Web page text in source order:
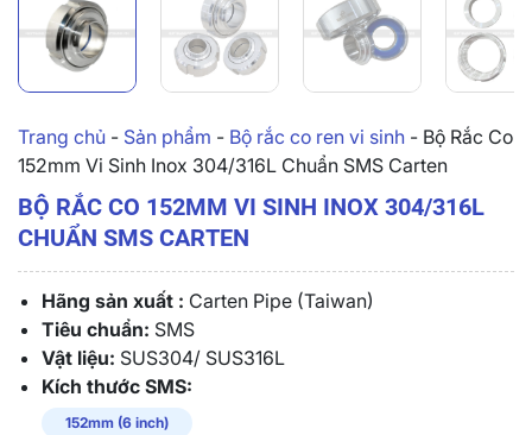
Trang chủ - Sản phẩm - Bộ rắc co ren vi sinh - Bộ Rắc Co
152mm Vi Sinh Inox 304/316L Chuẩn SMS Carten
BỘ RẮC CO 152MM VI SINH INOX 304/316L
CHUẨN SMS CARTEN
Hãng sản xuất : Carten Pipe (Taiwan)
Tiêu chuẩn: SMS
Vật liệu: SUS304/ SUS316L
Kích thước SMS:
152mm (6 inch)